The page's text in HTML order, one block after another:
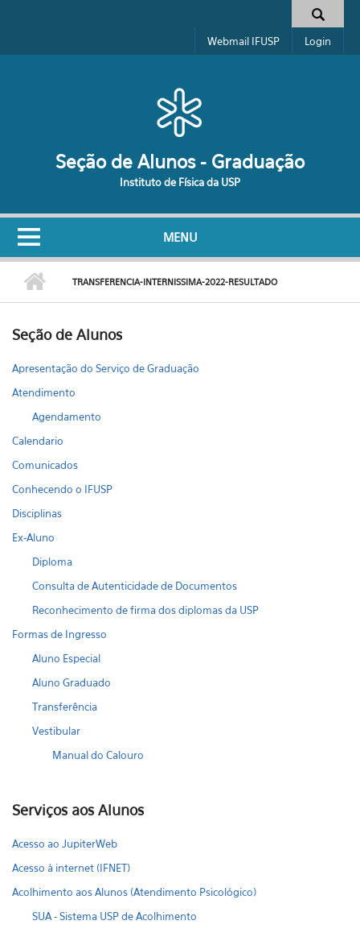
Formulário de busca
Webmail IFUSP Login
Seção de Alunos - Graduação
Instituto de Física da USP
MENU
TRANSFERENCIA-INTERNISSIMA-2022-RESULTADO
Seção de Alunos
Apresentação do Serviço de Graduação
Atendimento
Agendamento
Calendario
Comunicados
Conhecendo o IFUSP
Disciplinas
Ex-Aluno
Diploma
Consulta de Autenticidade de Documentos
Reconhecimento de firma dos diplomas da USP
Formas de Ingresso
Aluno Especial
Aluno Graduado
Transferência
Vestibular
Manual do Calouro
Serviços aos Alunos
Acesso ao JupiterWeb
Acesso à internet (IFNET)
Acolhimento aos Alunos (Atendimento Psicológico)
SUA - Sistema USP de Acolhimento